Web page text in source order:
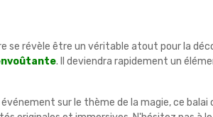
révèle être un véritable atout pour la
. Il deviendra rapidement un
sur le thème de la magie, ce